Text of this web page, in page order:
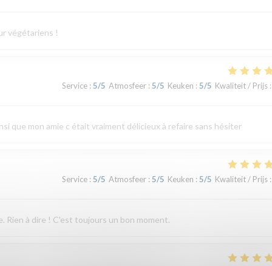
végétariens !
Service: 5/5 Atmosfeer: 5/5 Keuken : 5/5 Kwaliteit / Prijs:
que mon amie c était vraiment délicieux à refaire sans hésiter
Service: 5/5 Atmosfeer: 5/5 Keuken : 5/5 Kwaliteit / Prijs:
Rien à dire ! C'est toujours un bon moment.